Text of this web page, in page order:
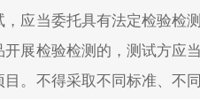
应当委托具有法定检验检
展检验检测的，测试方应
目。不得采取不同标准、不